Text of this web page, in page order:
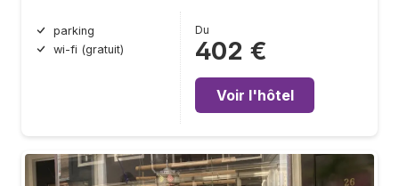
parking
wi-fi (gratuit)
Du
402 €
Voir l'hôtel